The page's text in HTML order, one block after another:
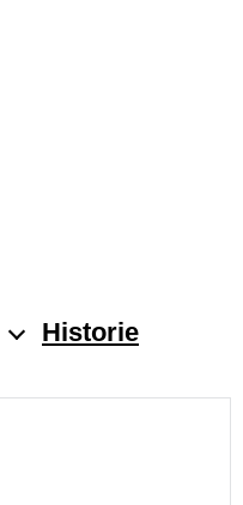
Historie